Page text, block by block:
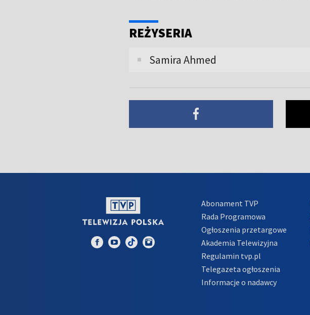
REŻYSERIA
Samira Ahmed
Abonament TVP
Rada Programowa
Ogłoszenia przetargowe
Akademia Telewizyjna
Regulamin tvp.pl
Telegazeta ogłoszenia
Informacje o nadawcy